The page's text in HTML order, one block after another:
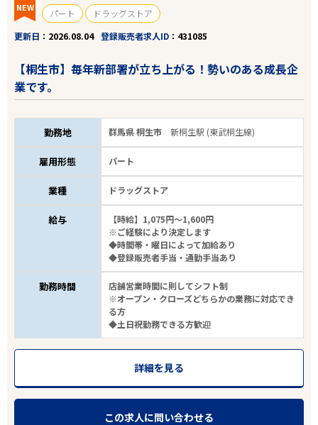
NEW パート
ドラッグストア
更新日
2026.08.04 登録販売者求人ID 431085
【桐生市】毎年新部署が立ち上がる！勢いのある成長企
業です。
勤務地 群馬県 桐生市新桐生駅 (東武桐生線)
雇用形態 パート
業種 ドラッグストア
給与
【時給】1,075円～1,600円
※ご経験により決定します
◆時間帯・曜日によって加給あり
◆登録販売者手当・通勤手当あり
勤務時間
店舗営業時間に則してシフト制
※オープン・クローズどちらかの業務に対応でき
る方
◆土日祝勤務できる方歓迎
詳細を見る
この求人に問い合わせる